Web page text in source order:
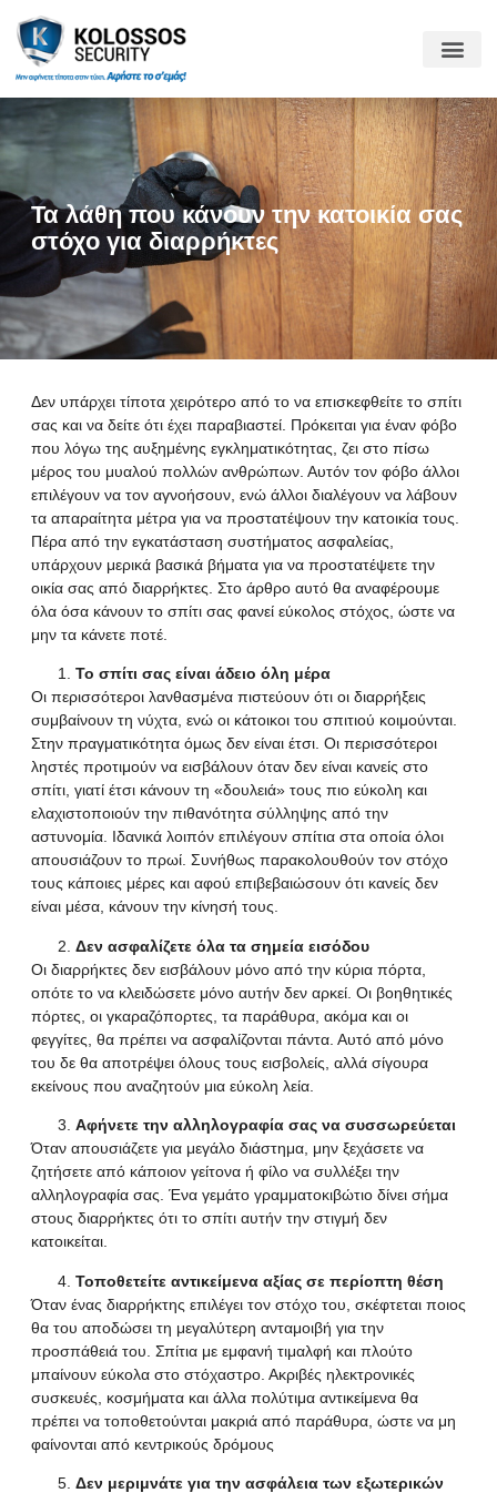
Τα λάθη που κάνουν την κατοικία σας
στόχο για διαρρήκτες
Δεν υπάρχει τίποτα χειρότερο από το να επισκεφθείτε το σπίτι
σας και να δείτε ότι έχει παραβιαστεί. Πρόκειται για έναν φόβο
που λόγω της αυξημένης εγκληματικότητας, ζει στο πίσω
μέρος του μυαλού πολλών ανθρώπων. Αυτόν τον φόβο άλλοι
επιλέγουν να τον αγνοήσουν, ενώ άλλοι διαλέγουν να λάβουν
τα απαραίτητα μέτρα για να προστατέψουν την κατοικία τους.
Πέρα από την εγκατάσταση συστήματος ασφαλείας,
υπάρχουν μερικά βασικά βήματα για να προστατέψετε την
οικία σας από διαρρήκτες. Στο άρθρο αυτό θα αναφέρουμε
όλα όσα κάνουν το σπίτι σας φανεί εύκολος στόχος, ώστε να
μην τα κάνετε ποτέ.
Το σπίτι σας είναι άδειο όλη μέρα
Οι περισσότεροι λανθασμένα πιστεύουν ότι οι διαρρήξεις
συμβαίνουν τη νύχτα, ενώ οι κάτοικοι του σπιτιού κοιμούνται.
Στην πραγματικότητα όμως δεν είναι έτσι. Οι περισσότεροι
ληστές προτιμούν να εισβάλουν όταν δεν είναι κανείς στο
σπίτι, γιατί έτσι κάνουν τη «δουλειά» τους πιο εύκολη και
ελαχιστοποιούν την πιθανότητα σύλληψης από την
αστυνομία. Ιδανικά λοιπόν επιλέγουν σπίτια στα οποία όλοι
απουσιάζουν το πρωί. Συνήθως παρακολουθούν τον στόχο
τους κάποιες μέρες και αφού επιβεβαιώσουν ότι κανείς δεν
είναι μέσα, κάνουν την κίνησή τους.
Δεν ασφαλίζετε όλα τα σημεία εισόδου
Οι διαρρήκτες δεν εισβάλουν μόνο από την κύρια πόρτα,
οπότε το να κλειδώσετε μόνο αυτήν δεν αρκεί. Οι βοηθητικές
πόρτες, οι γκαραζόπορτες, τα παράθυρα, ακόμα και οι
φεγγίτες, θα πρέπει να ασφαλίζονται πάντα. Αυτό από μόνο
του δε θα αποτρέψει όλους τους εισβολείς, αλλά σίγουρα
εκείνους που αναζητούν μια εύκολη λεία.
Αφήνετε την αλληλογραφία σας να συσσωρεύεται
Όταν απουσιάζετε για μεγάλο διάστημα, μην ξεχάσετε να
ζητήσετε από κάποιον γείτονα ή φίλο να συλλέξει την
αλληλογραφία σας. Ένα γεμάτο γραμματοκιβώτιο δίνει σήμα
στους διαρρήκτες ότι το σπίτι αυτήν την στιγμή δεν
κατοικείται.
Τοποθετείτε αντικείμενα αξίας σε περίοπτη θέση
Όταν ένας διαρρήκτης επιλέγει τον στόχο του, σκέφτεται ποιος
θα του αποδώσει τη μεγαλύτερη ανταμοιβή για την
προσπάθειά του. Σπίτια με εμφανή τιμαλφή και πλούτο
μπαίνουν εύκολα στο στόχαστρο. Ακριβές ηλεκτρονικές
συσκευές, κοσμήματα και άλλα πολύτιμα αντικείμενα θα
πρέπει να τοποθετούνται μακριά από παράθυρα, ώστε να μη
φαίνονται από κεντρικούς δρόμους
Δεν μεριμνάτε για την ασφάλεια των εξωτερικών